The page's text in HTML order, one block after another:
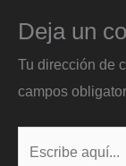
Deja un
Tu dirección de
campos